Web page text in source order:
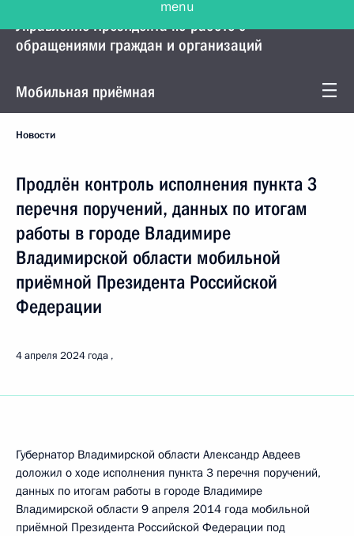
Управление Президента по работе с
обращениями граждан и организаций
Мобильная приёмная
Новости
Продлён контроль исполнения пункта 3
перечня поручений, данных по итогам
работы в городе Владимире
Владимирской области мобильной
приёмной Президента Российской
Федерации
4 апреля 2024 года
Губернатор Владимирской области Александр Авдеев
доложил о ходе исполнения пункта 3 перечня поручений,
данных по итогам работы в городе Владимире
Владимирской области 9 апреля 2014 года мобильной
приёмной Президента Российской Федерации под